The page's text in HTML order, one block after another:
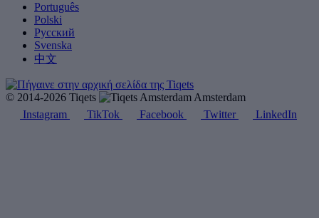
Português
Polski
Русский
Svenska
中文
© 2014-2026 Tiqets
Amsterdam
Instagram
TikTok Facebook Twitter LinkedIn